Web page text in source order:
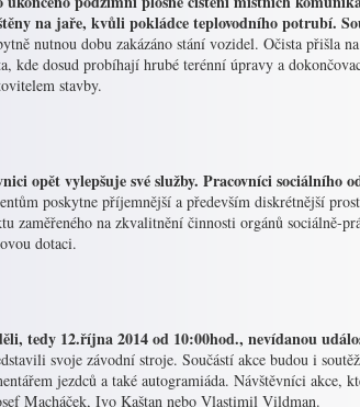
na jaře, kvůli pokládce teplovodního potrubí.
nutnou dobu zakázáno stání vozidel. Očista přišla
kde dosud probíhají hrubé terénní úpravy a
stavby.
opět vylepšuje své služby. Pracovníci sociálního
poskytne příjemnější a především diskrétnější
zaměřeného na zkvalitnění činnosti orgánů sociálně-
dotaci.
tedy 12.října 2014 od 10:00hod., nevídanou
svoje závodní stroje. Součástí akce budou i
jezdců a také autogramiáda. Návštěvníci akce,
Macháček, Ivo Kaštan nebo Vlastimil Vildman.